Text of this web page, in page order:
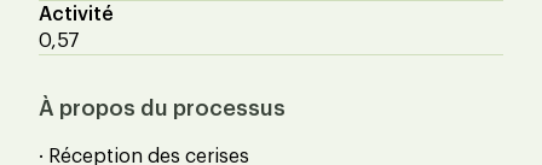
Activité
0,57
À propos du processus
· Réception des cerises